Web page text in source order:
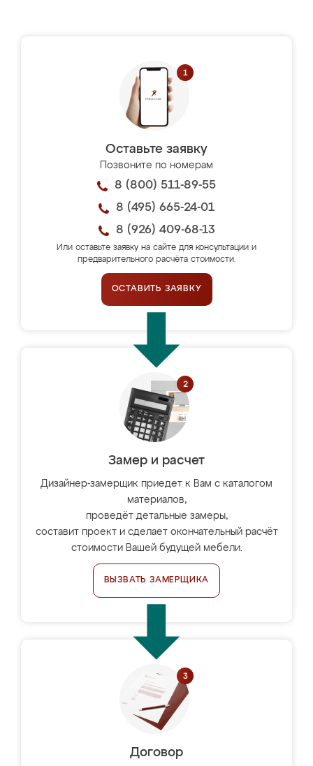
Оставьте заявку
Позвоните по номерам
8 (800) 511-89-55
8 (495) 665-24-01
8 (926) 409-68-13
Или оставьте заявку на сайте для консультации и
предварительного расчёта стоимости.
ОСТАВИТЬ ЗАЯВКУ
Замер и расчет
Дизайнер-замерщик приедет к Вам с каталогом
материалов,
проведёт детальные замеры,
составит проект и сделает окончательный расчёт
стоимости Вашей будущей мебели.
ВЫЗВАТЬ ЗАМЕРЩИКА
Договор